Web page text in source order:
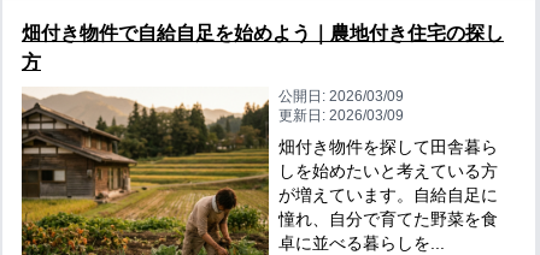
畑付き物件で自給自足を始めよう｜農地付き住宅の探し
方
公開日: 2026/03/09
更新日: 2026/03/09
畑付き物件を探して田舎暮ら
しを始めたいと考えている方
が増えています。自給自足に
憧れ、自分で育てた野菜を食
卓に並べる暮らしを...